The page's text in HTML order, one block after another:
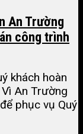
An Trường
công trình
khách hoàn
An Trường
phục vụ Quý